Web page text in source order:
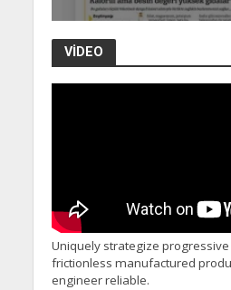
VIDEO
Uniquely strategize
frictionless manufactured
engineer reliable.